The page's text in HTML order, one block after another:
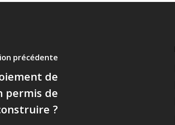
précédente
de
permis de
?